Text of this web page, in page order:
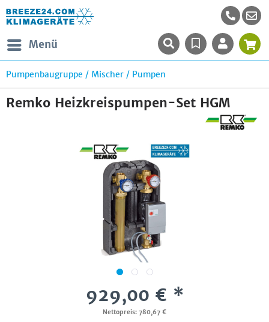
Menü
Pumpenbaugruppe / Mischer / Pumpen
Remko Heizkreispumpen-Set HGM
929,00 € *
Nettopreis: 780,67 €